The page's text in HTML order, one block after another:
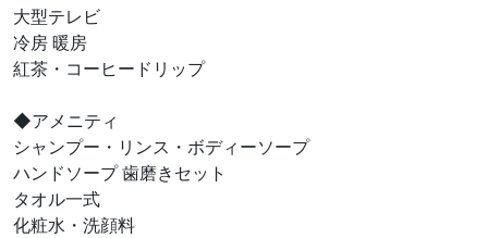
大型テレビ
冷房 暖房
紅茶・コーヒードリップ
◆アメニティ
シャンプー・リンス・ボディーソープ
ハンドソープ 歯磨きセット
タオル一式
化粧水・洗顔料